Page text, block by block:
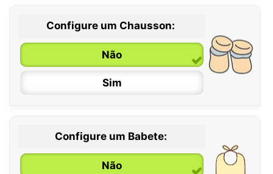
0 / 6 meses
6 / 12 meses
12 / 18 meses
Configure um Chausson:
Não
Sim
Configure um Babete:
Não